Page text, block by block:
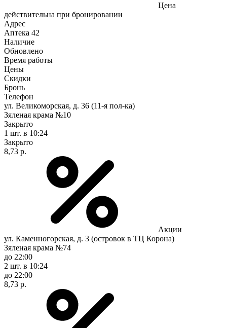
Цена
действительна при бронировании
Адрес
Аптека 42
Наличие
Обновлено
Время работы
Цены
Скидки
Бронь
Телефон
ул. Великоморская, д. 36 (11-я пол-ка)
Зяленая крама №10
Закрыто
1 шт. в 10:24
Закрыто
8,73 р.
Акции
ул. Каменногорская, д. 3 (островок в ТЦ Корона)
Зяленая крама №74
до 22:00
2 шт. в 10:24
до 22:00
8,73 р.